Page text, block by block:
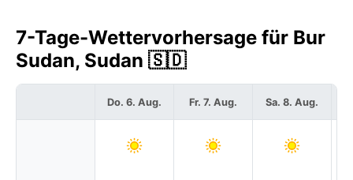
7-Tage-Wettervorhersage für Bur
Sudan, Sudan 🇸🇩
Do. 6. Aug. Fr. 7. Aug. Sa. 8. Aug.